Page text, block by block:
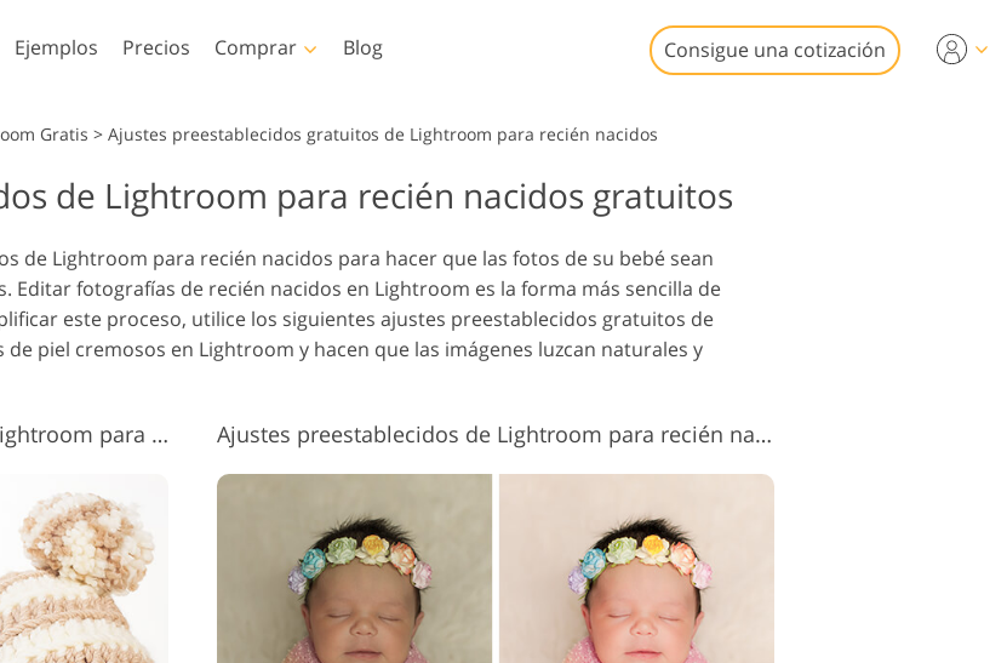
fotográfico de bebés
fotos inmobiliarias
vestir
de imágenes
de fotografías
de
Datos de Entrenamiento de
Servicios de edición de
video
Ejemplos Precios Comprar
Templates
Plantillas
Tarjetas de San Valentín
Invitaciones de boda
Invitación de cumpleaños
infantil
Video
LUT profesionales
Blog Consigue una cotización
Gratis > Ajustes preestablecidos gratuitos de Lightroom para recién nacidos
de Lightroom para recién nacidos gratuitos
de Lightroom para recién nacidos para hacer que las fotos de su bebé sean
Editar fotografías de recién nacidos en Lightroom es la forma más sencilla de
este proceso, utilice los siguientes ajustes preestablecidos gratuitos de
piel cremosos en Lightroom y hacen que las imágenes luzcan naturales y
Ajustes preestablecidos gratuitos de Lightroom para recién nacidos n.° 1 "Soft Light" Ajustes preestablecidos de Lightroom para recién nacidos n.° 2 "Warm Light"